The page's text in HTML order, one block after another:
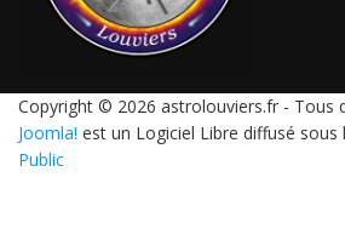
Copyright © 2026 astrolouviers.fr - Tous
Joomla! est un Logiciel Libre diffusé sous
Public